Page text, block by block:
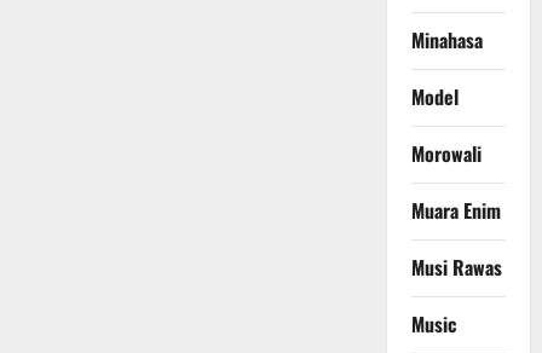
Minahasa
Model
Morowali
Muara Enim
Musi Rawas
Music